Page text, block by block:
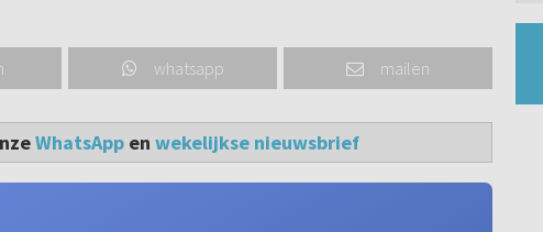
whatsapp mailen
WhatsAppen wekelijkse nieuwsbrief